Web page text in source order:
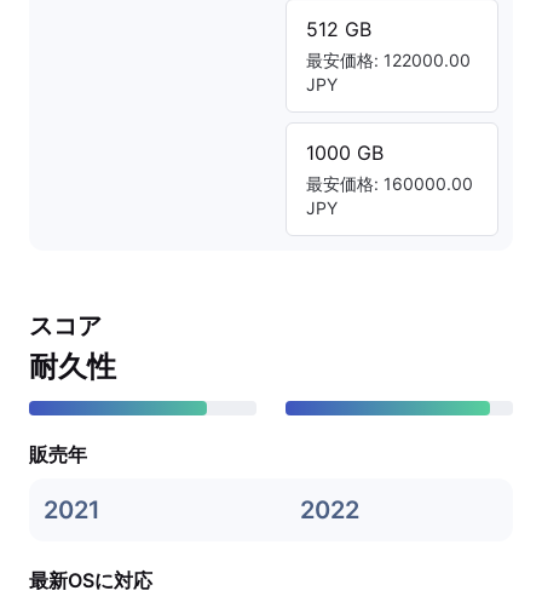
512 GB
最安価格: 122000.00
JPY
1000 GB
最安価格: 160000.00
JPY
スコア
耐久性
販売年
2021 2022
最新OSに対応